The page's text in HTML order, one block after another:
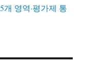
영역·평가제 통